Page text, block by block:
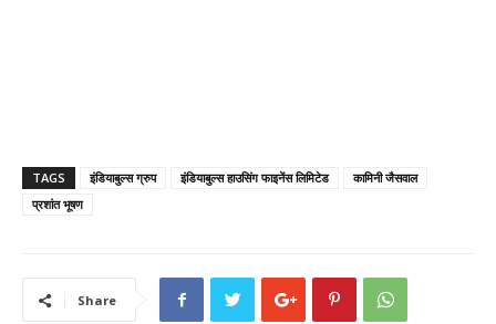
TAGS इंडियाबुल्स ग्रुप इंडियाबुल्स हाउसिंग फाइनेंस लिमिटेड
कामिनी जैसवाल
प्रशांत भूषण
Share